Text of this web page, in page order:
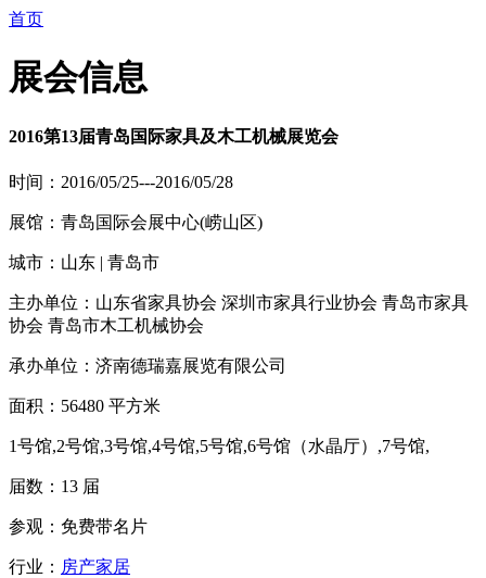
首页
展会信息
2016第13届青岛国际家具及木工机械展览会
时间：2016/05/25---2016/05/28
展馆：青岛国际会展中心(崂山区)
城市：山东 | 青岛市
主办单位：山东省家具协会 深圳市家具行业协会 青岛市家具
协会 青岛市木工机械协会
承办单位：济南德瑞嘉展览有限公司
面积：56480 平方米
1号馆,2号馆,3号馆,4号馆,5号馆,6号馆（水晶厅）,7号馆,
届数：13 届
参观：免费带名片
行业： 房产家居